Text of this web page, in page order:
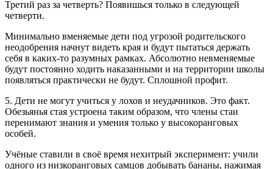
Третий раз за четверть? Появишься только в следующей
четверти.
Минимально вменяемые дети под угрозой родительского
неодобрения начнут видеть края и будут пытаться держать
себя в каких-то разумных рамках. Абсолютно невменяемые
будут постоянно ходить наказанными и на территории школы
появляться практически не будут. Сплошной профит.
5. Дети не могут учиться у лохов и неудачников. Это факт.
Обезьянья стая устроена таким образом, что члены стаи
перенимают знания и умения только у высокоранговых
особей.
Учёные ставили в своё время нехитрый эксперимент: учили
одного из низкоранговых самцов добывать бананы, нажимая